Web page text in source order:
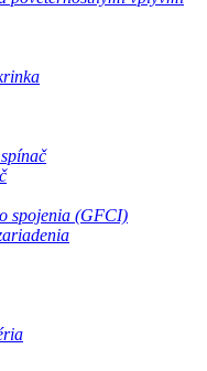
spojenia (GFCI)